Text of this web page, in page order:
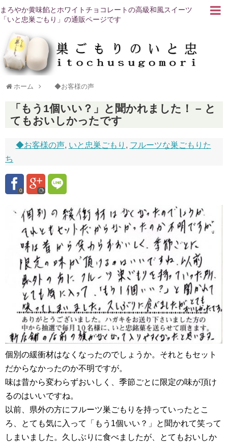
まろやか黄味餡とホワイトチョコレートの高級和風スイーツ
「いと忠巣ごもり」の通販ページです
ホーム ◆お客様の声
「もう1個いい？」と聞かれました！ – と
てもおいしかったです
◆お客様の声, いと忠巣ごもり , フルーツな巣ごもりた
ち
0
個別の緩衝材はなくなったのでしょうか。それともセット
だからなかったのか不明ですが。
味は昔から変わらずおいしく、季節ごとに限定の味が頂け
るのはいいですね。
以前、県外の方にフルーツ巣ごもりを持っていったとこ
ろ、とても気に入って「もう1個いい？」と聞かれて笑って
しまいました。久しぶりに食べましたが、とてもおいしか